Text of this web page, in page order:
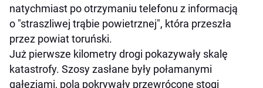
natychmiast po otrzymaniu telefonu z informacją
o "straszliwej trąbie powietrznej", która przeszła
przez powiat toruński.
Już pierwsze kilometry drogi pokazywały skalę
katastrofy. Szosy zasłane były połamanymi
gałęziami, pola pokrywały przewrócone stogi